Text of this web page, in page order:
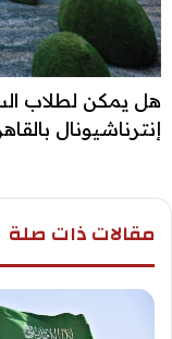
هل يمكن لطلاب
إنترناشيونال
مقالات ذات صلة